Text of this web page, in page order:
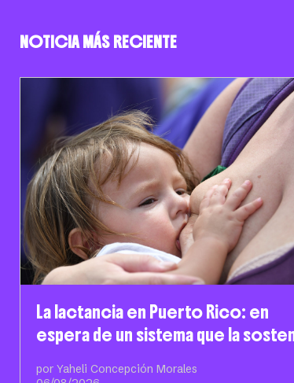
NOTICIA MÁS RECIENTE
La lactancia en Puerto Rico: en
espera de un sistema que la
por Yaheli Concepción Morales